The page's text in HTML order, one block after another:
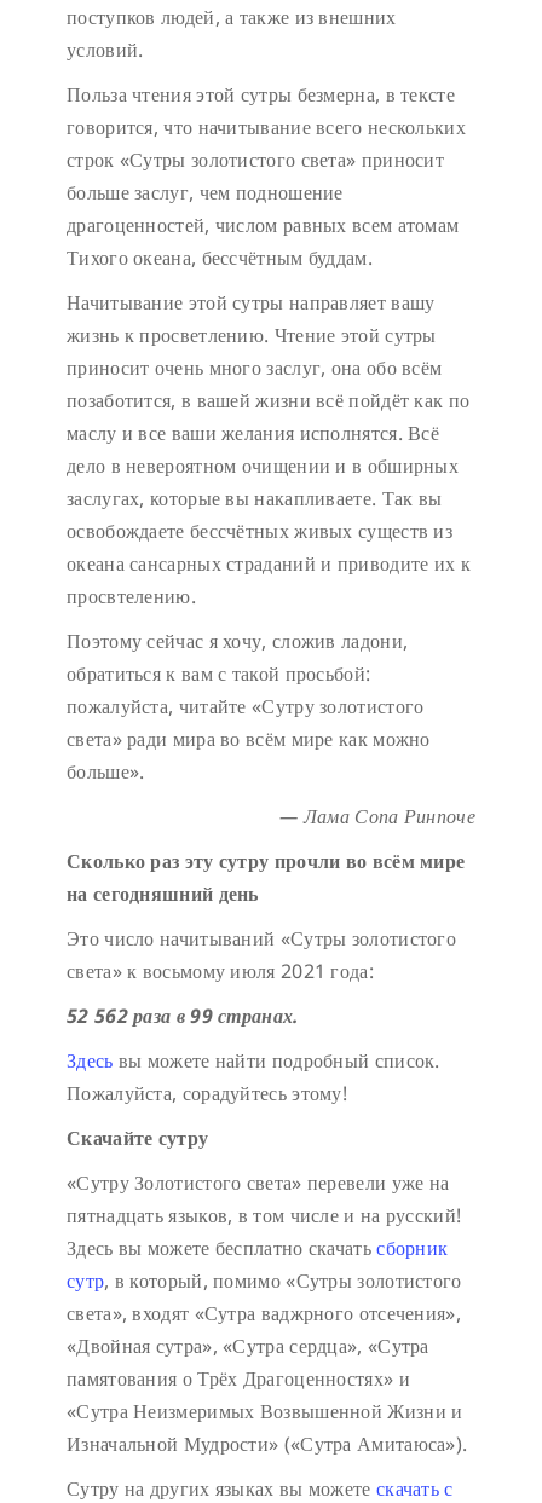
поступков людей, а также из внешних
условий.
Польза чтения этой сутры безмерна, в тексте
говорится, что начитывание всего нескольких
строк «Сутры золотистого света» приносит
больше заслуг, чем подношение
драгоценностей, числом равных всем атомам
Тихого океана, бессчётным буддам.
Начитывание этой сутры направляет вашу
жизнь к просветлению. Чтение этой сутры
приносит очень много заслуг, она обо всём
позаботится, в вашей жизни всё пойдёт как по
маслу и все ваши желания исполнятся. Всё
дело в невероятном очищении и в обширных
заслугах, которые вы накапливаете. Так вы
освобождаете бессчётных живых существ из
океана сансарных страданий и приводите их к
просвтелению.
Поэтому сейчас я хочу, сложив ладони,
обратиться к вам с такой просьбой:
пожалуйста, читайте «Сутру золотистого
света» ради мира во всём мире как можно
больше».
— Лама Сопа Ринпоче
Сколько раз эту сутру прочли во всём мире
на сегодняшний день
Это число начитываний «Сутры золотистого
света» к восьмому июля 2021 года:
52 562 раза в 99 странах.
Здесь вы можете найти подробный список.
Пожалуйста, сорадуйтесь этому!
Скачайте сутру
«Сутру Золотистого света» перевели уже на
пятнадцать языков, в том числе и на русский!
Здесь вы можете бесплатно скачатьсборник
сутр, в который, помимо «Сутры золотистого
света», входят «Сутра ваджрного отсечения»,
«Двойная сутра», «Сутра сердца», «Сутра
памятования о Трёх Драгоценностях» и
«Сутра Неизмеримых Возвышенной Жизни и
Изначальной Мудрости» («Сутра Амитаюса»).
Сутру на других языках вы можете скачать с